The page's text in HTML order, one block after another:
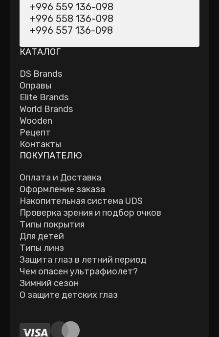
+996 559 136-098
+996 558 136-098
+996 557 136-098
КАТАЛОГ
DS Brands
Оправы
Elite Brands
World Brands
Wooden
Рецепт
Контакты
ПОКУПАТЕЛЮ
Оплата и Доставка
Оформление заказа
Накопительная система UDS
Проверка зрения и подбор очков
Типы покрытия
Для детей
Типы линз
Защита глаз в летний период
Чем опасен ультрафиолет?
Зимний сезон
О защите детских глаз